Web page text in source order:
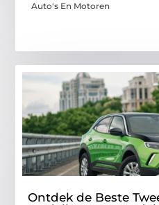
Auto's En Motoren
Ontdek de Beste